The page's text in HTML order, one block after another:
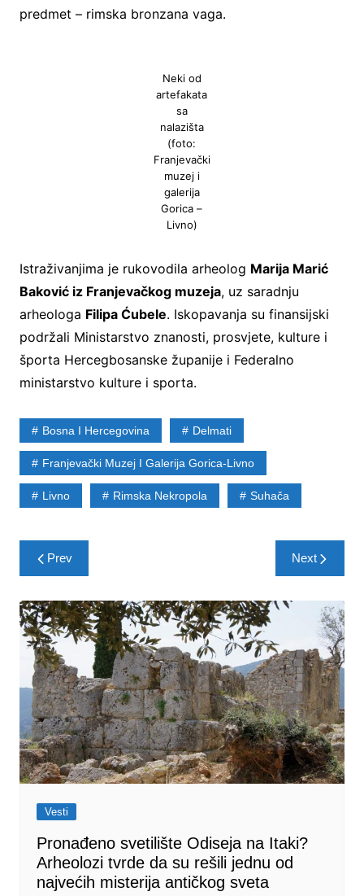
predmet – rimska bronzana vaga.
Neki od
artefakata
sa
nalazišta
(foto:
Franjevački
muzej i
galerija
Gorica –
Livno)
Istraživanjima je rukovodila arheolog Marija Marić
Baković iz Franjevačkog muzeja, uz saradnju
arheologa Filipa Ćubele. Iskopavanja su finansijski
podržali Ministarstvo znanosti, prosvjete, kulture i
športa Hercegbosanske županije i Federalno
ministarstvo kulture i sporta.
Bosna I Hercegovina Delmati
Franjevački Muzej I Galerija Gorica-Livno
Livno Rimska Nekropola Suhača
Post
navigation
Prev Next
Vesti
Pronađeno svetilište Odiseja na Itaki?
Arheolozi tvrde da su rešili jednu od
najvećih misterija antičkog sveta